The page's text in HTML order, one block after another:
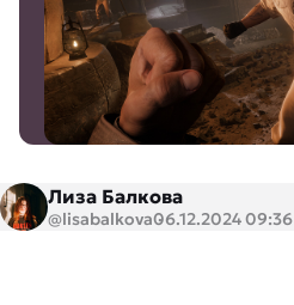
Лиза Балкова
@lisabalkova06.12.2024 09:36